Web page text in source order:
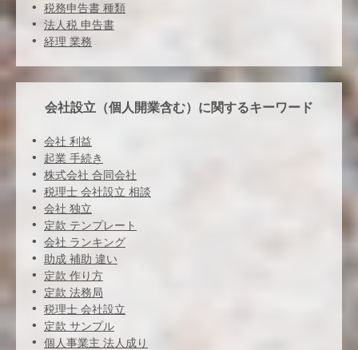
税務申告書 種類
法人税 申告書
経理 業務
会社設立（個人開業含む）に関するキーワード
会社 利益
起業 手続き
株式会社 合同会社
税理士 会社設立 相談
会社 独立
定款 テンプレート
会社 ランキング
助成 補助 違い
定款 作り方
定款 法務局
税理士 会社設立
定款 サンプル
個人事業主 法人成り